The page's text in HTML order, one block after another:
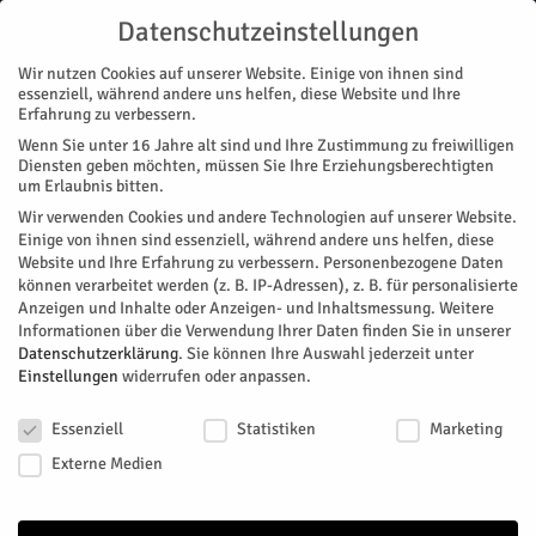
Start Magazin Dreiklang des Todes: „Nürnberg“
MAGAZIN
Dreiklang des Todes: „Nürnberg“
VonPeer Kling- Juni 1, 2026 96 0
Facebook Twitter
Datenschutzeinstellungen
Wir nutzen Cookies auf unserer Website. Einige von ihnen sind
essenziell, während andere uns helfen, diese Website und Ihre
Erfahrung zu verbessern.
Wenn Sie unter 16 Jahre alt sind und Ihre Zustimmung zu freiwilligen
Diensten geben möchten, müssen Sie Ihre Erziehungsberechtigten
um Erlaubnis bitten.
Wir verwenden Cookies und andere Technologien auf unserer Website.
Einige von ihnen sind essenziell, während andere uns helfen, diese
Website und Ihre Erfahrung zu verbessern. Personenbezogene Daten
können verarbeitet werden (z. B. IP-Adressen), z. B. für personalisierte
Anzeigen und Inhalte oder Anzeigen- und Inhaltsmessung. Weitere
Informationen über die Verwendung Ihrer Daten finden Sie in unserer
Datenschutzerklärung. Sie können Ihre Auswahl jederzeit unter
Einstellungen widerrufen oder anpassen.
Essenziell
Statistiken
Marketing
Externe Medien